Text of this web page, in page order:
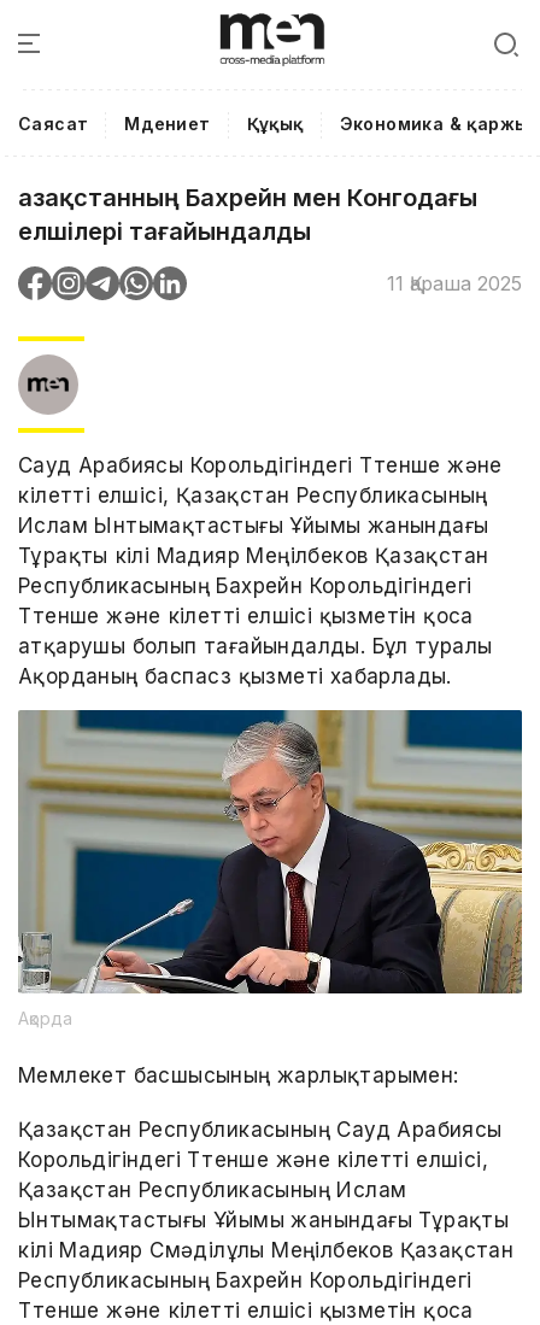
Саясат Мәдениет Құқық Экономика & қаржы
Қазақстанның Бахрейн мен Конгодағы
елшілері тағайындалды
11 Қараша 2025
Сауд Арабиясы Корольдігіндегі Төтенше және
өкілетті елшісі, Қазақстан Республикасының
Ислам Ынтымақтастығы Ұйымы жанындағы
Тұрақты өкілі Мадияр Меңілбеков Қазақстан
Республикасының Бахрейн Корольдігіндегі
Төтенше және өкілетті елшісі қызметін қоса
атқарушы болып тағайындалды. Бұл туралы
Ақорданың баспасөз қызметі хабарлады.
Ақорда
Мемлекет басшысының жарлықтарымен:
Қазақстан Республикасының Сауд Арабиясы
Корольдігіндегі Төтенше және өкілетті елшісі,
Қазақстан Республикасының Ислам
Ынтымақтастығы Ұйымы жанындағы Тұрақты
өкілі Мадияр Смәділұлы Меңілбеков Қазақстан
Республикасының Бахрейн Корольдігіндегі
Төтенше және өкілетті елшісі қызметін қоса